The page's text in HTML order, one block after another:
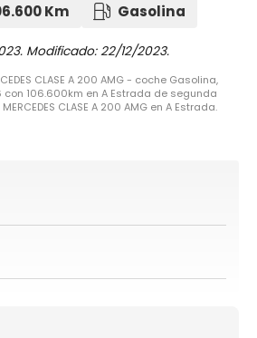
Km Gasolina
Modificado: 22/12/2023.
CLASE A 200 AMG - coche Gasolina,
106.600km en A Estrada de segunda
CLASE A 200 AMG en A Estrada.